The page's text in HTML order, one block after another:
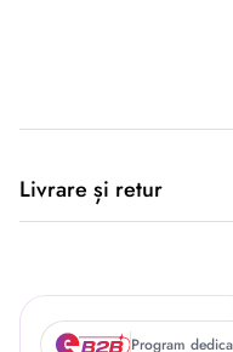
Livrare și retur
🚚
Program